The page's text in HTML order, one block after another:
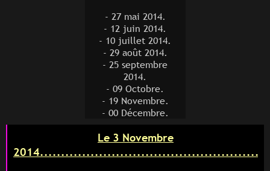
- 27 mai 2014.
- 12 juin 2014.
- 10 juillet 2014.
- 29 août 2014.
- 25 septembre
2014.
- 09 Octobre.
- 19 Novembre.
- 00 Décembre.
Le 3 Novembre